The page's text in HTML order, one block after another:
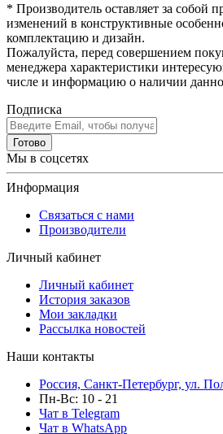
* Производитель оставляет за собой
изменений в конструктивные
комплектацию и дизайн.
Пожалуйста, перед совершением
менеджера характеристики
числе и информацию о наличии
Подписка
Готово
Мы в соцсетях
Информация
Связаться с нами
Производители
Личный кабинет
Личный кабинет
История заказов
Мои закладки
Рассылка новостей
Наши контакты
Россия, Санкт-Петербург, ул.
Пн-Вс: 10 - 21
Чат в Telegram
Чат в WhatsApp